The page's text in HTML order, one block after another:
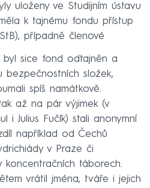
uloženy ve Studijním ústavu
k tajnému fondu přístup
případně členové
byl sice fond odtajněn a
bezpečnostních složek,
spíš namátkově.
až na pár výjimek (v
i Julius Fučík) stali anonymní
například od Čechů
v Praze či
koncentračních táborech.
vrátil jména, tváře i jejich